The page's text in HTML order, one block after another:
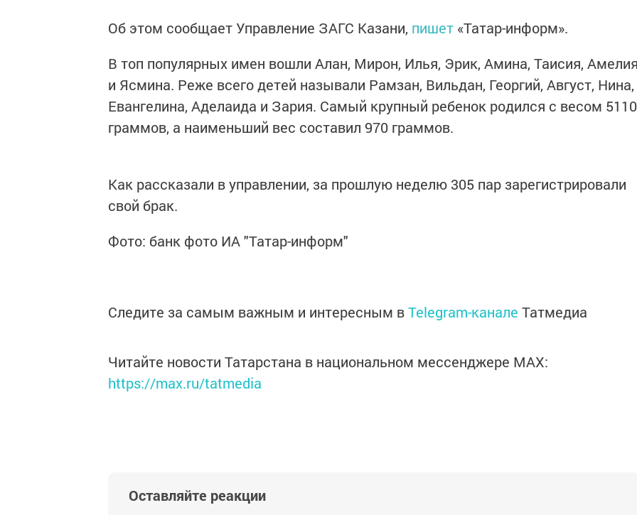
Об этом сообщает Управление ЗАГС Казани, пишет «Татар-информ».
В топ популярных имен вошли Алан, Мирон, Илья, Эрик, Амина, Таисия,
и Ясмина. Реже всего детей называли Рамзан, Вильдан, Георгий, Август, Нина,
Евангелина, Аделаида и Зария. Самый крупный ребенок родился с весом 5110
граммов, а наименьший вес составил 970 граммов.
Как рассказали в управлении, за прошлую неделю 305 пар зарегистрировали
свой брак.
Фото: банк фото ИА "Татар-информ"
Следите за самым важным и интересным вTelegram-канале Татмедиа
Читайте новости Татарстана в национальном мессенджере MАХ:
https://max.ru/tatmedia
Оставляйте реакции